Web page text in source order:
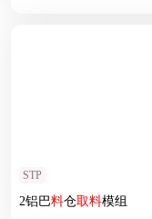
STP
2铝巴料仓取料模组